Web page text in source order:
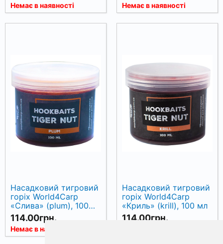
Немає в наявності Немає в наявності
Насадковий тигровий
горіх World4Carp
«Слива» (plum), 100
мл
114.00грн.
Немає в наявності
Насадковий тигровий
горіх World4Carp
«Криль» (krill), 100 мл
114.00грн.